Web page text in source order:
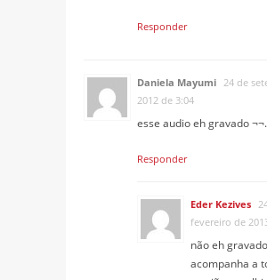
Responder
Daniela Mayumi 24 de
2012 de 3:04
esse audio eh gravado ¬¬.
Responder
Eder Kezives
fevereiro de
não eh
acompanha a